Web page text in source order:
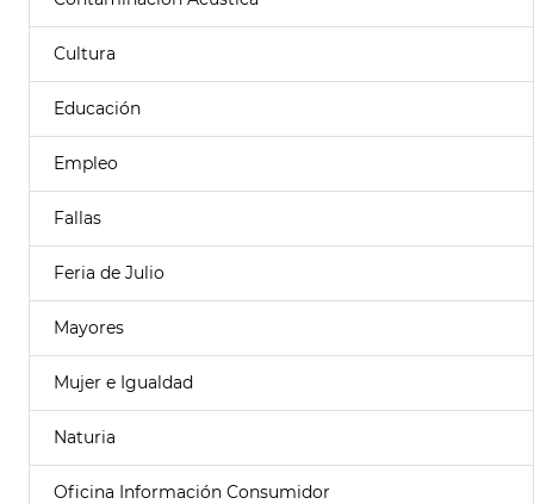
Cultura
Educación
Empleo
Fallas
Feria de Julio
Mayores
Mujer e Igualdad
Naturia
Oficina Información Consumidor